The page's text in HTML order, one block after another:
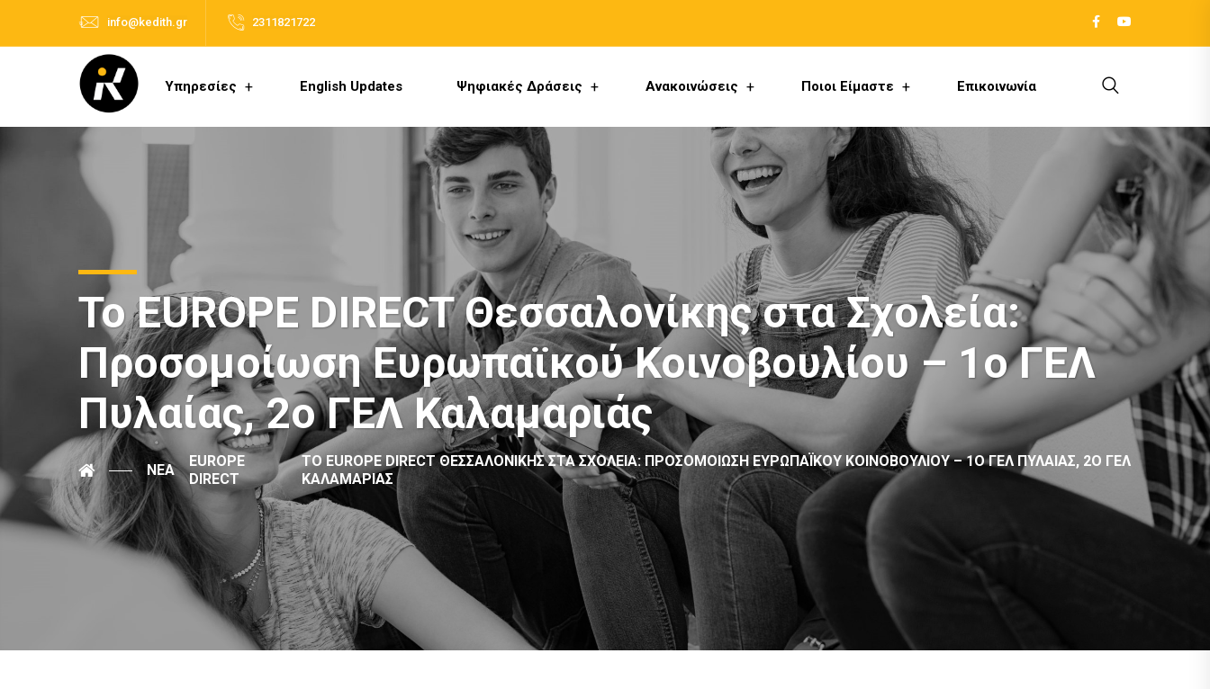
info@kedith.gr 2311821722
Υπηρεσίες English Updates Ψηφιακές Δράσεις Ανακοινώσεις Ποιοι Είμαστε Επικοινωνία
Το EUROPE DIRECT Θεσσαλονίκης στα Σχολεία:
Προσομοίωση Ευρωπαϊκού Κοινοβουλίου – 1ο ΓΕΛ
Πυλαίας, 2ο ΓΕΛ Καλαμαριάς
ΝΈΑ
EUROPE
DIRECT
ΤΟ EUROPE DIRECT ΘΕΣΣΑΛΟΝΊΚΗΣ ΣΤΑ ΣΧΟΛΕΊΑ: ΠΡΟΣΟΜΟΊΩΣΗ ΕΥΡΩΠΑΪΚΟΎ ΚΟΙΝΟΒΟΥΛΊΟΥ – 1Ο ΓΕΛ ΠΥΛΑΊΑΣ, 2Ο ΓΕΛ
ΚΑΛΑΜΑΡΙΆΣ